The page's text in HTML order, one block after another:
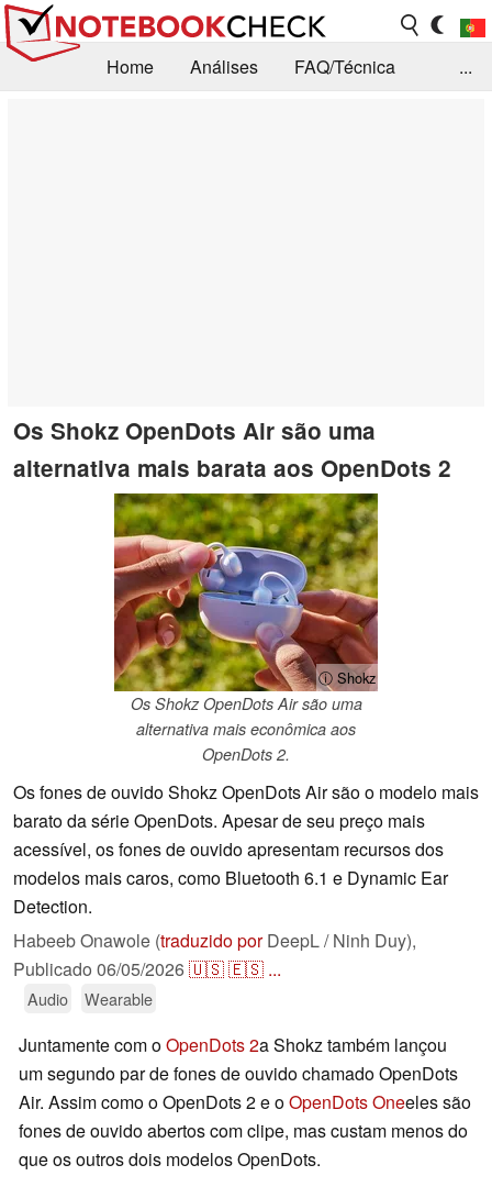
Home Análises
FAQ/Técnica
...
Os Shokz OpenDots Air são uma
alternativa mais barata aos OpenDots 2
ⓘ Shokz
Os Shokz OpenDots Air são uma
alternativa mais econômica aos
OpenDots 2.
Os fones de ouvido Shokz OpenDots Air são o modelo mais
barato da série OpenDots. Apesar de seu preço mais
acessível, os fones de ouvido apresentam recursos dos
modelos mais caros, como Bluetooth 6.1 e Dynamic Ear
Detection.
Habeeb Onawole (traduzido porDeepL / Ninh Duy),
Publicado 06/05/2026🇺🇸🇪🇸 ...
Audio Wearable
Juntamente com oOpenDots 2a Shokz também lançou
um segundo par de fones de ouvido chamado OpenDots
Air. Assim como o OpenDots 2 e oOpenDots Oneeles são
fones de ouvido abertos com clipe, mas custam menos do
que os outros dois modelos OpenDots.